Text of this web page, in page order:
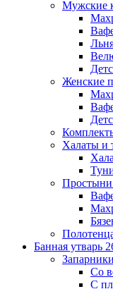
Мужские
Женские
Халаты и
Простыни
Банная утварь
Запарники
Со
С